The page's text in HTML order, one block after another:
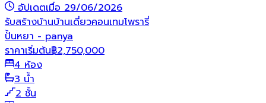
อัปเดตเมื่อ 29/06/2026
รับสร้างบ้านบ้านเดี่ยวคอนเทมโพรารี่
ปั้นหยา - panya
ราคาเริ่มต้น฿2,750,000
4 ห้อง
3 น้ำ
2 ชั้น